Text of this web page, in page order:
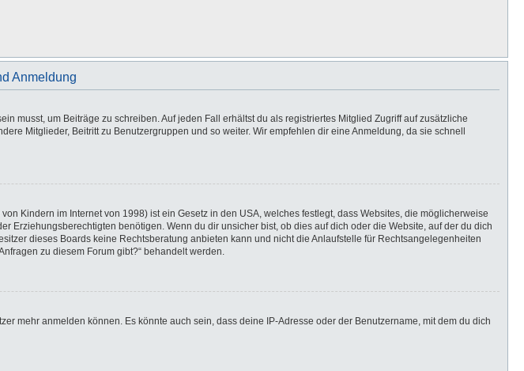
Anmeldung
musst, um Beiträge zu schreiben. Auf jeden Fall erhältst du als registriertes Mitglied Zugriff auf zusätzliche
Mitglieder, Beitritt zu Benutzergruppen und so weiter. Wir empfehlen dir eine Anmeldung, da sie schnell
Kindern im Internet von 1998) ist ein Gesetz in den USA, welches festlegt, dass Websites, die möglicherweise
benötigen. Wenn du dir unsicher bist, ob dies auf dich oder die Website, auf der du dich
dieses Boards keine Rechtsberatung anbieten kann und nicht die Anlaufstelle für Rechtsangelegenheiten
zu diesem Forum gibt?“ behandelt werden.
mehr anmelden können. Es könnte auch sein, dass deine IP-Adresse oder der Benutzername, mit dem du dich